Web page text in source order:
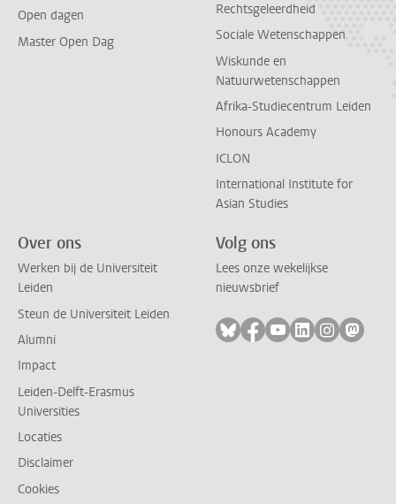
Open dagen
Master Open Dag
Rechtsgeleerdheid
Sociale Wetenschappen
Wiskunde en
Natuurwetenschappen
Afrika-Studiecentrum Leiden
Honours Academy
ICLON
International Institute for
Asian Studies
Over ons
Werken bij de Universiteit
Leiden
Steun de Universiteit Leiden
Alumni
Impact
Leiden-Delft-Erasmus
Universities
Locaties
Disclaimer
Cookies
Volg ons
Lees onze wekelijkse
nieuwsbrief
Volg ons op bluesky
Volg ons op facebook
Volg ons op
Volg ons op
Volg ons
Volg